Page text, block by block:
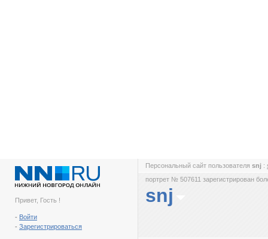
Привет, Гость !
- Войти
- Зарегистрироваться
Персональный сайт пользователя snj :
портрет № 507611 зарегистрирован
snj